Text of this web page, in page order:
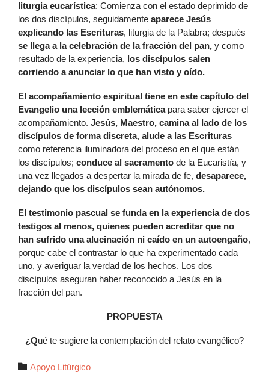
liturgia eucarística: Comienza con el estado deprimido de
los dos discípulos, seguidamente aparece Jesús
explicando las Escrituras, liturgia de la Palabra; después
se llega a la celebración de la fracción del pan, y como
resultado de la experiencia, los discípulos salen
corriendo a anunciar lo que han visto y oído.
El acompañamiento espiritual tiene en este capítulo del
Evangelio una lección emblemáticapara saber ejercer el
acompañamiento. Jesús, Maestro, camina al lado de los
discípulos de forma discreta, alude a las Escrituras
como referencia iluminadora del proceso en el que están
los discípulos; conduce al sacramento de la Eucaristía, y
una vez llegados a despertar la mirada de fe, desaparece,
dejando que los discípulos sean autónomos.
El testimonio pascual se funda en la experiencia de dos
testigos al menos, quienes pueden acreditar que no
han sufrido una alucinación ni caído en un autoengaño,
porque cabe el contrastar lo que ha experimentado cada
uno, y averiguar la verdad de los hechos. Los dos
discípulos aseguran haber reconocido a Jesús en la
fracción del pan.
PROPUESTA
¿Qué te sugiere la contemplación del relato evangélico?
 Autor
Apoyo Litúrgico